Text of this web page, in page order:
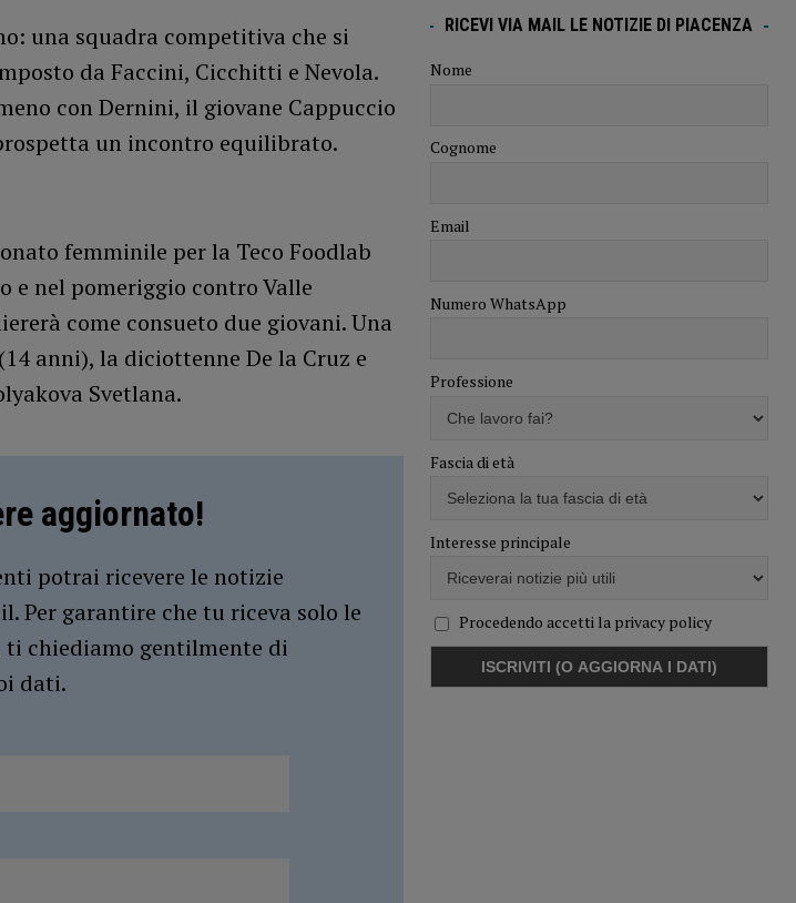
una squadra competitiva che si
da Faccini, Cicchitti e Nevola.
con Dernini, il giovane Cappuccio
un incontro equilibrato.
femminile per la Teco Foodlab
e nel pomeriggio contro Valle
come consueto due giovani. Una
anni), la diciottenne De la Cruz e
Svetlana.
aggiornato!
potrai ricevere le notizie
Per garantire che tu riceva solo le
chiediamo gentilmente di
dati.
RICEVI VIA MAIL LE NOTIZIE DI PIACENZA
Nome
Cognome
Email
Numero WhatsApp
Professione
Fascia di età
Interesse principale
Procedendo accetti la privacy policy